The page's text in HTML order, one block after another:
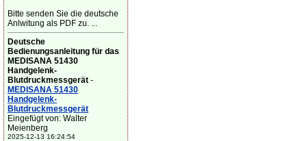
Bitte senden Sie die deutsche
Anlwitung als PDF zu. ...
Deutsche
Bedienungsanleitung für das
MEDISANA 51430
Handgelenk-
Blutdruckmessgerät -
MEDISANA 51430
Handgelenk-
Blutdruckmessgerät
Eingefügt von: Walter
Meienberg
2025-12-13 16:24:54